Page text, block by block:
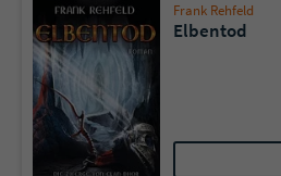
Frank Rehfeld
Elbentod